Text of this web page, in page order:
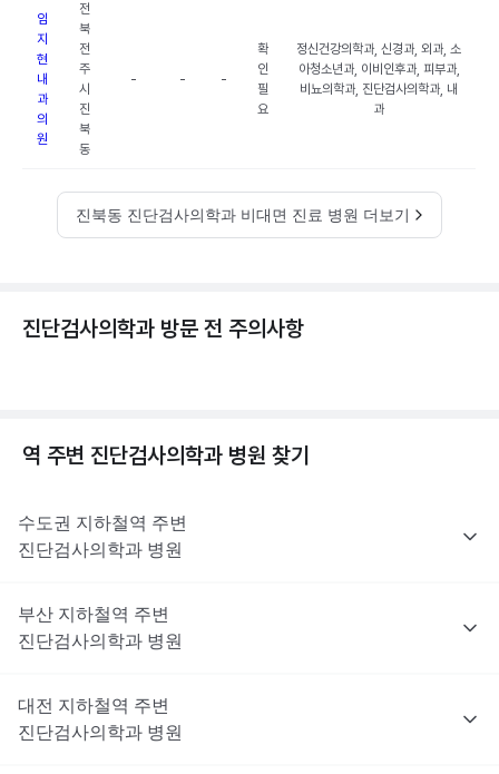
임
지
현
내
과
의
원
전
북
전
주
시
진
북
동
- - -
확
인
필
요
정신건강의학과, 신경과, 외과, 소
아청소년과, 이비인후과, 피부과,
비뇨의학과, 진단검사의학과, 내
과
진북동 진단검사의학과 비대면 진료 병원 더보기
진단검사의학과 방문 전 주의사항
역 주변 진단검사의학과 병원 찾기
수도권 지하철역 주변
진단검사의학과 병원
부산 지하철역 주변
진단검사의학과 병원
대전 지하철역 주변
진단검사의학과 병원